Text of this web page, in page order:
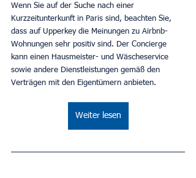
Wenn Sie auf der Suche nach einer
Kurzzeitunterkunft in Paris sind, beachten Sie,
dass auf Upperkey die Meinungen zu Airbnb-
Wohnungen sehr positiv sind. Der Concierge
kann einen Hausmeister- und Wäscheservice
sowie andere Dienstleistungen gemäß den
Verträgen mit den Eigentümern anbieten.
Weiter lesen